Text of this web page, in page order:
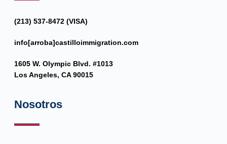
(213) 537-8472 (VISA)
info[arroba]castilloimmigration.com
1605 W. Olympic Blvd. #1013
Los Angeles, CA 90015
Nosotros